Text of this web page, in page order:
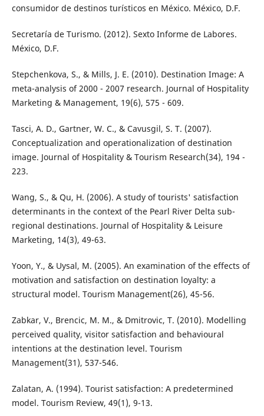
consumidor de destinos turísticos en México. México, D.F.
Secretaría de Turismo. (2012). Sexto Informe de Labores.
México, D.F.
Stepchenkova, S., & Mills, J. E. (2010). Destination Image: A
meta-analysis of 2000 - 2007 research. Journal of Hospitality
Marketing & Management, 19(6), 575 - 609.
Tasci, A. D., Gartner, W. C., & Cavusgil, S. T. (2007).
Conceptualization and operationalization of destination
image. Journal of Hospitality & Tourism Research(34), 194 -
223.
Wang, S., & Qu, H. (2006). A study of tourists' satisfaction
determinants in the context of the Pearl River Delta sub-
regional destinations. Journal of Hospitality & Leisure
Marketing, 14(3), 49-63.
Yoon, Y., & Uysal, M. (2005). An examination of the effects of
motivation and satisfaction on destination loyalty: a
structural model. Tourism Management(26), 45-56.
Zabkar, V., Brencic, M. M., & Dmitrovic, T. (2010). Modelling
perceived quality, visitor satisfaction and behavioural
intentions at the destination level. Tourism
Management(31), 537-546.
Zalatan, A. (1994). Tourist satisfaction: A predetermined
model. Tourism Review, 49(1), 9-13.